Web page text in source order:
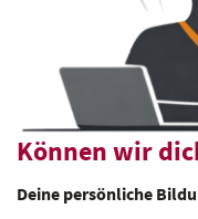
Können wir
Deine persönliche